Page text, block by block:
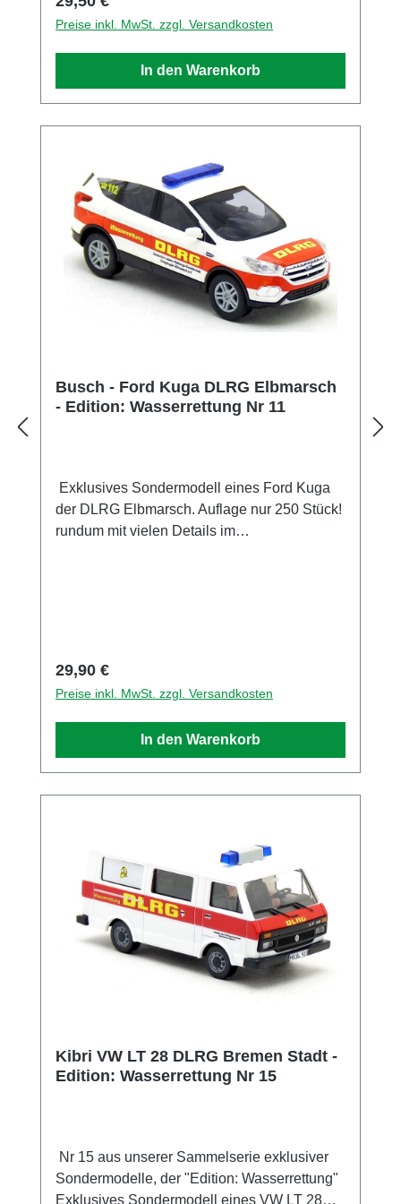
Heidelberger Str. 26, Viernheim, Hessen,
68519, DE E-Mail info@busch-model.com
Telefon 06204-600710
Preise inkl. MwSt. zzgl. Versandkosten
In den Warenkorb
Busch - Ford Kuga DLRG Elbmarsch
- Edition: Wasserrettung Nr 11
Exklusives Sondermodell eines Ford Kuga
der DLRG Elbmarsch. Auflage nur 250 Stück!
rundum mit vielen Details im
Hessen, 68519, DE E-Mail info@busch-
model.com Telefon 06204-600710
Regulärer Preis:
29,90 €
Preise inkl. MwSt. zzgl. Versandkosten
In den Warenkorb
Kibri VW LT 28 DLRG Bremen Stadt -
Edition: Wasserrettung Nr 15
Nr 15 aus unserer Sammelserie exklusiver
Sondermodelle, der "Edition: Wasserrettung"
Exklusives Sondermodell eines VW LT 28